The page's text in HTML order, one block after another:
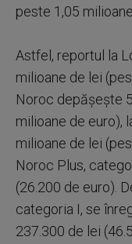
peste 1,05
Astfel, reportul la
milioane de lei
Noroc depăşeşte
milioane de euro),
milioane de lei
Noroc Plus,
(26.200 de euro).
categoria I, se
237.300 de lei